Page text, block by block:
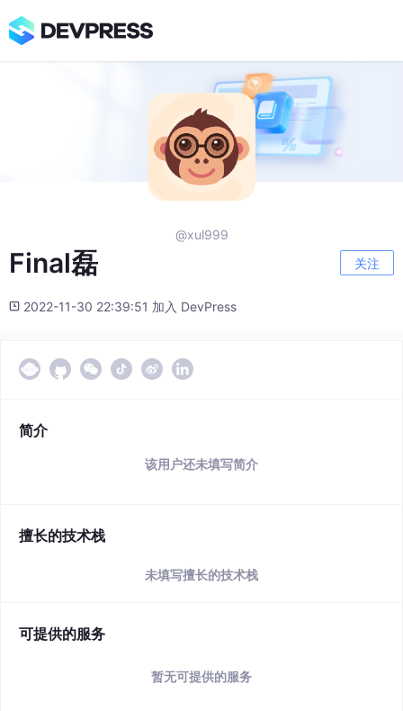
@xul999
Final磊 关注
2022-11-30 22:39:51 加入 DevPress
简介
该用户还未填写简介
擅长的技术栈
未填写擅长的技术栈
可提供的服务
暂无可提供的服务